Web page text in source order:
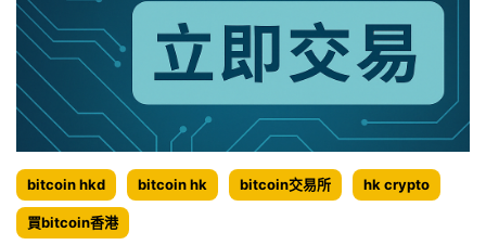
bitcoin hkd bitcoin hk bitcoin交易所 hk crypto
買bitcoin香港